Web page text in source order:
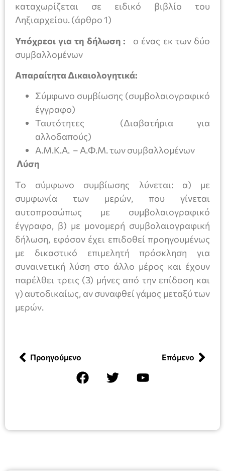
καταχωρίζεται σε ειδικό βιβλίο του
Ληξιαρχείου. (άρθρο 1)
Υπόχρεοι για τη δήλωση : ο ένας εκ των δύο
συμβαλλομένων
Απαραίτητα Δικαιολογητικά:
Σύμφωνο συμβίωσης (συμβολαιογραφικό
έγγραφο)
Ταυτότητες (Διαβατήρια για
αλλοδαπούς)
Α.Μ.Κ.Α. – Α.Φ.Μ. των συμβαλλομένων
Λύση
Το σύμφωνο συμβίωσης λύνεται: α) με
συμφωνία των μερών, που γίνεται
αυτοπροσώπως με συμβολαιογραφικό
έγγραφο, β) με μονομερή συμβολαιογραφική
δήλωση, εφόσον έχει επιδοθεί προηγουμένως
με δικαστικό επιμελητή πρόσκληση για
συναινετική λύση στο άλλο μέρος και έχουν
παρέλθει τρεις (3) μήνες από την επίδοση και
γ) αυτοδικαίως, αν συναφθεί γάμος μεταξύ των
μερών.
Προηγούμενο Επόμενο